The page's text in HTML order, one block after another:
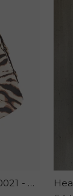
Kat Small Butter C1040021 - Egret - GANNI